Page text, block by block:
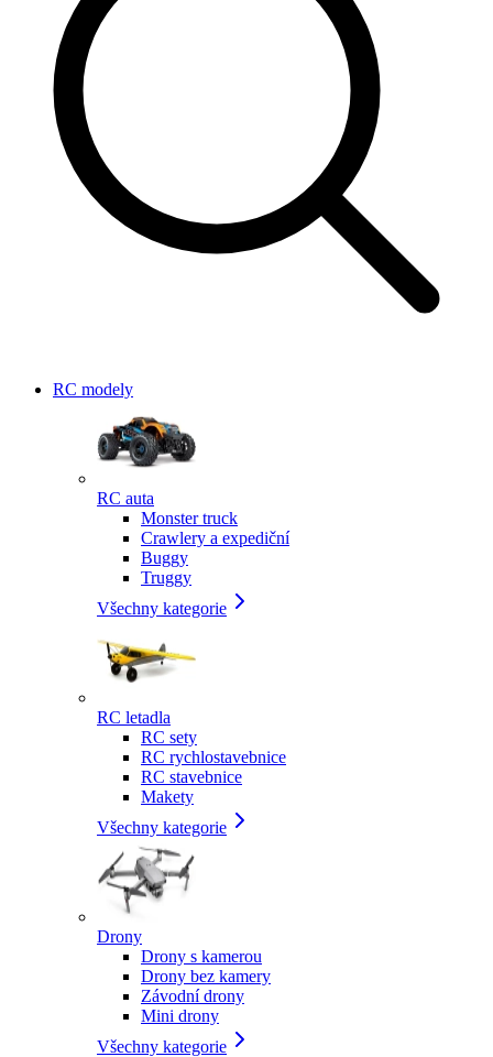
RC modely
RC auta
Monster truck
Crawlery a expediční
Buggy
Truggy
Všechny kategorie
RC letadla
RC sety
RC rychlostavebnice
RC stavebnice
Makety
Všechny kategorie
Drony
Drony s kamerou
Drony bez kamery
Závodní drony
Mini drony
Všechny kategorie